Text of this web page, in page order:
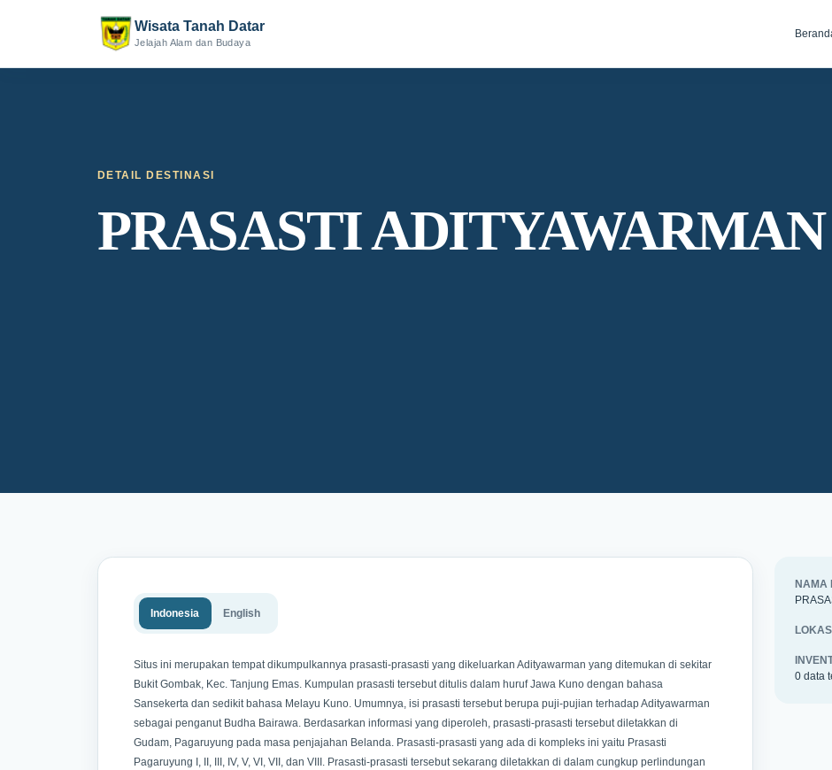
Wisata Tanah Datar
Jelajah Alam dan Budaya
DETAIL DESTINASI
PRASASTI ADITYAWARMAN
Indonesia English
Situs ini merupakan tempat dikumpulkannya prasasti-prasasti yang dikeluarkan Adityawarman yang ditemukan di sekitar
Bukit Gombak, Kec. Tanjung Emas. Kumpulan prasasti tersebut ditulis dalam huruf Jawa Kuno dengan bahasa
Sansekerta dan sedikit bahasa Melayu Kuno. Umumnya, isi prasasti tersebut berupa puji-pujian terhadap Adityawarman
sebagai penganut Budha Bairawa. Berdasarkan informasi yang diperoleh, prasasti-prasasti tersebut diletakkan di
Gudam, Pagaruyung pada masa penjajahan Belanda. Prasasti-prasasti yang ada di kompleks ini yaitu Prasasti
Pagaruyung I, II, III, IV, V, VI, VII, dan VIII. Prasasti-prasasti tersebut sekarang diletakkan di dalam cungkup perlindungan
NAMA
0 data